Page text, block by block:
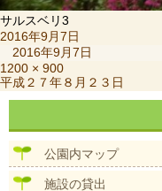
サルスベリ3
投
日:
2016年9月7日
2016年9月7日
フ
ル
サ
ズ
1200 × 900
投
稿
ビ
平成２７年８月２３日
公園内マップ
施設の貸出